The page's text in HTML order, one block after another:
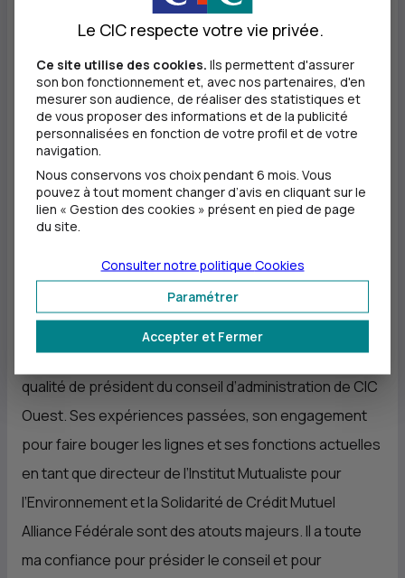
territoire que je connais bien. Rejoindre une banque
fierté. Ensemble, avec le conseil d’administration, avec
les 2 300 salariés, nous continuerons à soutenir les
actions de développement deCICOuest sous la
responsabilité de sa directrice générale, Mireille Haby,
en droite ligne avec notre plan stratégique Ensemble
Performant Solidaire, au service des territoires, des
nouveau président du conseil d’administration deCIC
Ouest.
Je me réjouis de la nomination de Laurent Berger en
qualité de président du conseil d’administration de CIC
Ouest. Ses expériences passées, son engagement
pour faire bouger les lignes et ses fonctions actuelles
en tant que directeur de l’Institut Mutualiste pour
l’Environnement et la Solidarité de Crédit Mutuel
Alliance Fédérale sont des atouts majeurs. Il a toute
ma confiance pour présider le conseil et pour
Le CIC respecte votre vie privée.
Ce site utilise des cookies. Ils permettent d'assurer
son bon fonctionnement et, avec nos partenaires, d'en
mesurer son audience, de réaliser des statistiques et
de vous proposer des informations et de la publicité
personnalisées en fonction de votre profil et de votre
navigation.
Nous conservons vos choix pendant 6 mois. Vous
pouvez à tout moment changer d’avis en cliquant sur le
lien « Gestion des cookies » présent en pied de page
du site.
Accepter et Fermer
Paramétrer
Consulter notre politique Cookies